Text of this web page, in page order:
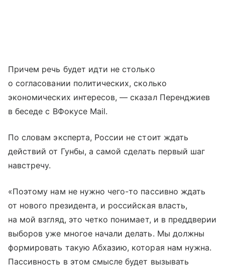
Причем речь будет идти не столько
о согласовании политических, сколько
экономических интересов, — сказал Перенджиев
в беседе с ВФокусе Mail.
По словам эксперта, России не стоит ждать
действий от Гунбы, а самой сделать первый шаг
навстречу.
«Поэтому нам не нужно чего-то пассивно ждать
от нового президента, и российская власть,
на мой взгляд, это четко понимает, и в преддверии
выборов уже многое начали делать. Мы должны
формировать такую Абхазию, которая нам нужна.
Пассивность в этом смысле будет вызывать